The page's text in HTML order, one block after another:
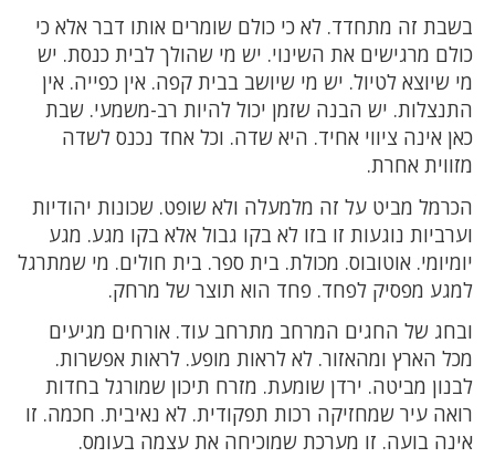
בשבת זה מתחדד. לא כי כולם שומרים אותו דבר אלא כי
כולם מרגישים את השינוי. יש מי שהולך לבית כנסת. יש
מי שיוצא לטיול. יש מי שיושב בבית קפה. אין כפייה. אין
התנצלות. יש הבנה שזמן יכול להיות רב-משמעי. שבת
כאן אינה ציווי אחיד. היא שדה. וכל אחד נכנס לשדה
מזווית אחרת.
הכרמל מביט על זה מלמעלה ולא שופט. שכונות יהודיות
וערביות נוגעות זו בזו לא בקו גבול אלא בקו מגע. מגע
יומיומי. אוטובוס. מכולת. בית ספר. בית חולים. מי שמתרגל
למגע מפסיק לפחד. פחד הוא תוצר של מרחק.
ובחג של החגים המרחב מתרחב עוד. אורחים מגיעים
מכל הארץ ומהאזור. לא לראות מופע. לראות אפשרות.
לבנון מביטה. ירדן שומעת. מזרח תיכון שמורגל בחדות
רואה עיר שמחזיקה רכות תפקודית. לא נאיבית. חכמה. זו
אינה בועה. זו מערכת שמוכיחה את עצמה בעומס.